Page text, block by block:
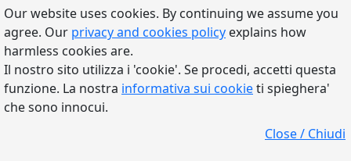
Our website uses cookies. By continuing we assume you
agree. Our privacy and cookies policy explains how
harmless cookies are.
Il nostro sito utilizza i 'cookie'. Se procedi, accetti questa
funzione. La nostra informativa sui cookieti spieghera'
che sono innocui.
Close / Chiudi